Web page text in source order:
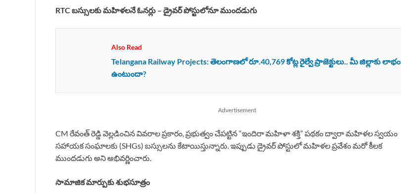
RTC బస్సులకు మహిళలనే ఓనర్లు – డ్రైవర్ పోస్టులోనూ ముందడుగు
Also Read
Telangana Railway Projects: తెలంగాణలో రూ.40,769 కోట్ల రైల్వే ప్రాజెక్టులు.. మీ జిల్లాకు లాభం
ఉంటుందా?
Advertisement
CM రేవంత్ రెడ్డి వెల్లడించిన వివరాల ప్రకారం, ప్రభుత్వం చేపట్టిన “ఇందిరా మహిళా శక్తి” పథకం ద్వారా మహిళల స్వయం
సహాయక సంఘాలకు (SHGs) బస్సులను కేటాయిస్తున్నారు. ఇప్పుడు డ్రైవర్ పోస్టులో మహిళల ప్రవేశం మరో కీలక
ముందడుగు అని అభివర్ణించారు.
సామాజిక మార్పుకు శుభసూత్రం